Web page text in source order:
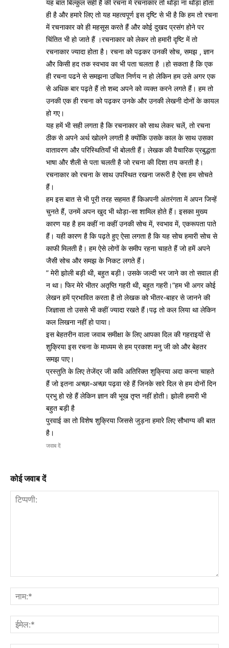
यह बात बिल्कुल सही है की रचना में रचनाकार तो थोड़ा ना थोड़ा होता
ही है और हमारे लिए तो यह महत्वपूर्ण इस दृष्टि से भी है कि हम तो रचना
में रचनाकार को ही महसूस करते हैं और कोई दुखद प्रसंग होने पर
चिंतित भी हो जाते हैं ।रचनाकार को लेकर तो हमारी दृष्टि में तो
रचनाकार ज्यादा होता है। रचना को पढ़कर उनकी सोच, समझ , ज्ञान
और किसी हद तक स्वभाव का भी पता चलता है ।हो सकता है कि एक
ही रचना पढने से समझना उचित निर्णय न हो लेकिन हम उसे अगर एक
से अधिक बार पढ़ते हैं तो शब्द अपने को व्यक्त करने लगते हैं। हम तो
उनकी एक ही रचना को पढ़कर उनके और उनकी लेखनी दोनों के कायल
हो गए।
यह हमें भी सही लगता है कि रचनाकार को साथ लेकर चलें, तो रचना
ठीक से अपने अर्थ खोलने लगती है क्योंकि उसके काल के साथ उसका
वातावरण और परिस्थितियाँ भी बोलती हैं। लेखक की वैचारिक प्रबुद्धता
भाषा और शैली से पता चलती है जो रचना की दिशा तय करती है।
रचनाकार को रचना के साथ उपस्थित रखना जरूरी है ऐसा हम सोचते
हैं।
हम इस बात से भी पूरी तरह सहमत हैं किअपनी अंतरंगता में अपन जिन्हें
चुनते हैं, उनमें अपन खुद भी थोड़ा-सा शामिल होते हैं। इसका मुख्य
कारण यह है हम कहीं ना कहीं उनकी सोच में, स्वभाव में, एकरूपता पाते
हैं। यही कारण है कि पढ़ते हुए ऐसा लगता है कि यह सोच हमारी सोच से
काफी मिलती है। हम ऐसे लोगों के समीप रहना चाहते हैं जो हमें अपने
जैसी सोच और समझ के निकट लगते हैं।
” मेरी झोली बड़ी थी, बहुत बड़ी। उसके जल्दी भर जाने का तो सवाल ही
न था। फिर मेरे भीतर अतृप्ति गहरी थी, बहुत गहरी।”हम भी अगर कोई
लेखन हमें प्रभावित करता है तो लेखक को भीतर-बाहर से जानने की
जिज्ञासा तो उससे भी कहीं ज्यादा रखते हैं।पढ़ तो कल लिया था लेकिन
कल लिखना नहीं हो पाया।
इस बेहतरीन वाला जवाब समीक्षा के लिए आपका दिल की गहराइयों से
शुक्रिया इस रचना के माध्यम से हम प्रकाश मनु जी को और बेहतर
समझ पाए।
प्रस्तुति के लिए तेजेंद्र जी कवि अतिरिक्त शुक्रिया अदा करना चाहते
हैं जो इतना अच्छा-अच्छा पढ़वा रहे हैं जिनके सारे दिल से हम दोनों दिन
प्रभु हो रहे हैं लेकिन ज्ञान की भूख तृप्त नहीं होती। झोली हमारी भी
बहुत बड़ी है
पुरवाई का तो विशेष शुक्रिया जिससे जुड़ना हमारे लिए सौभाग्य की बात
है।
जवाब दें
कोई जवाब दें